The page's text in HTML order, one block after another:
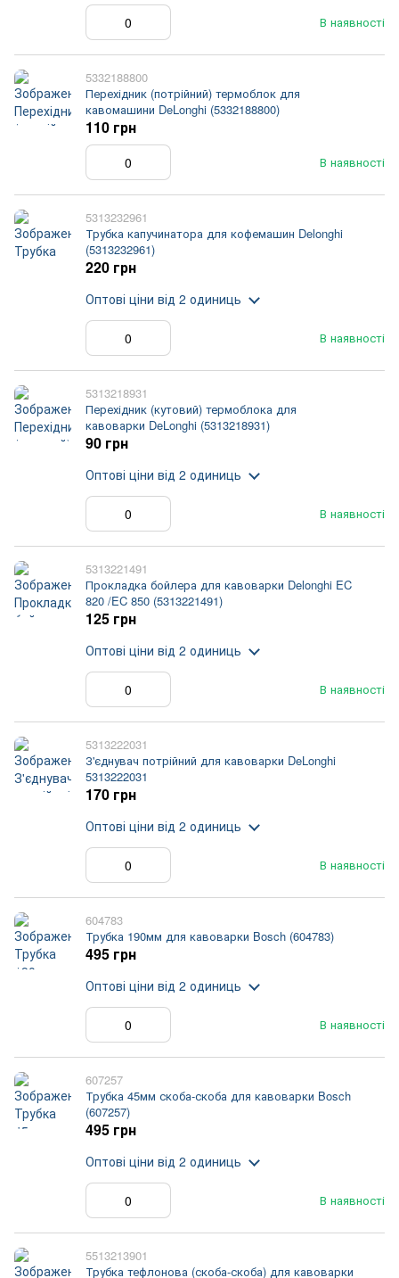
В наявності
5332188800
Перехідник (потрійний) термоблок для
кавомашини DeLonghi (5332188800)
В наявності
110 грн
5313232961
Трубка капучинатора для кофемашин Delonghi
(5313232961)
В наявності
220 грн
Оптові ціни від 2 одиниць
5313218931
Перехідник (кутовий) термоблока для
кавоварки DeLonghi (5313218931)
В наявності
90 грн
Оптові ціни від 2 одиниць
5313221491
Прокладка бойлера для кавоварки Delonghi EC
820 /EC 850 (5313221491)
В наявності
125 грн
Оптові ціни від 2 одиниць
5313222031
З'єднувач потрійний для кавоварки DeLonghi
5313222031
В наявності
170 грн
Оптові ціни від 2 одиниць
604783
Трубка 190мм для кавоварки Bosch (604783)
В наявності
495 грн
Оптові ціни від 2 одиниць
607257
Трубка 45мм скоба-скоба для кавоварки Bosch
(607257)
В наявності
495 грн
Оптові ціни від 2 одиниць
5513213901
Трубка тефлонова (скоба-скоба) для кавоварки